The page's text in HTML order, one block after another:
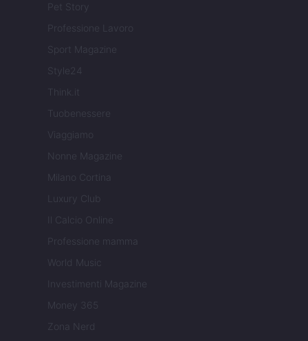
Pet Story
Professione Lavoro
Sport Magazine
Style24
Think.it
Tuobenessere
Viaggiamo
Nonne Magazine
Milano Cortina
Luxury Club
Il Calcio Online
Professione mamma
World Music
Investimenti Magazine
Money 365
Zona Nerd